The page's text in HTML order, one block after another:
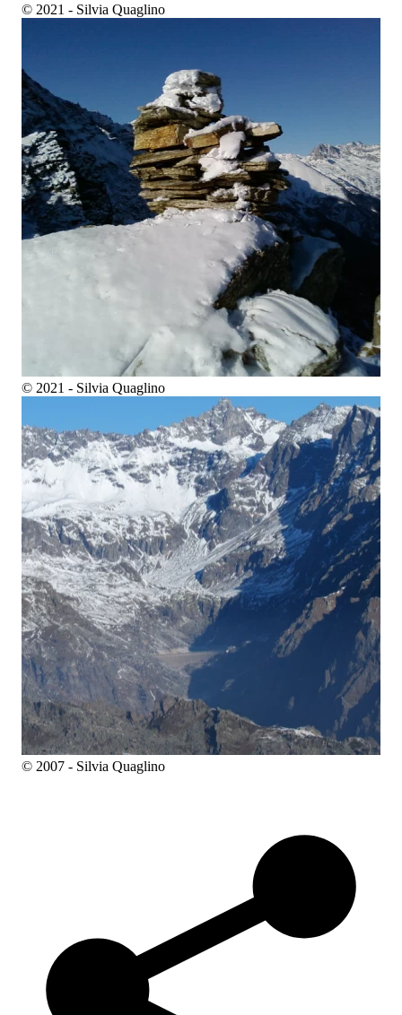
© 2021 - Silvia Quaglino
© 2021 - Silvia Quaglino
© 2007 - Silvia Quaglino